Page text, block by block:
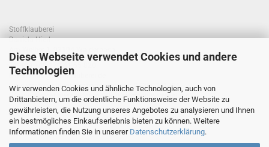
Diese Webseite verwendet Cookies und andere
Technologien
Wir verwenden Cookies und ähnliche Technologien, auch von
Drittanbietern, um die ordentliche Funktionsweise der Website zu
gewährleisten, die Nutzung unseres Angebotes zu analysieren und Ihnen
ein bestmögliches Einkaufserlebnis bieten zu können. Weitere
Informationen finden Sie in unserer Datenschutzerklärung.
Stoffklauberei
Daniela Hierl
Telefon +49 170 41 55 820
E-Mail: info@stoffklauberei.de
Umsatzsteuer-Identifikationsnummer: DE360021786
USt. wird nicht ausgewiesen (Kleinunternehmerregelung)